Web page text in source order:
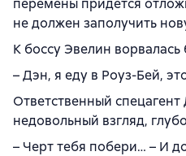
перемены придется
не должен заполучить
К боссу Эвелин ворвалась
– Дэн, я еду в Роуз-Бей,
Ответственный
недовольный взгляд,
– Черт тебя побери… – И